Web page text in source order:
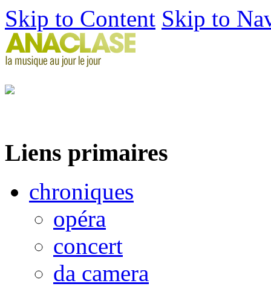
Skip to Content Skip to
Liens primaires
chroniques
opéra
concert
da camera